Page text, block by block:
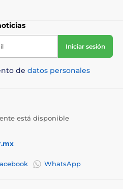
Iniciar sesión
de datos personales
está disponible
WhatsApp